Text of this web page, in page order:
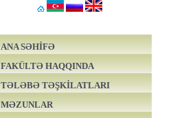
ANA SƏHİFƏ
FAKÜLTƏ HAQQINDA
TƏLƏBƏ TƏŞKİLATLARI
MƏZUNLAR